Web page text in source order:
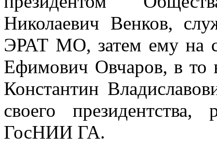
Николаевич Венков,
ЭРАТ МО, затем ему на
Ефимович Овчаров, в
Константин
своего
ГосНИИ ГА.